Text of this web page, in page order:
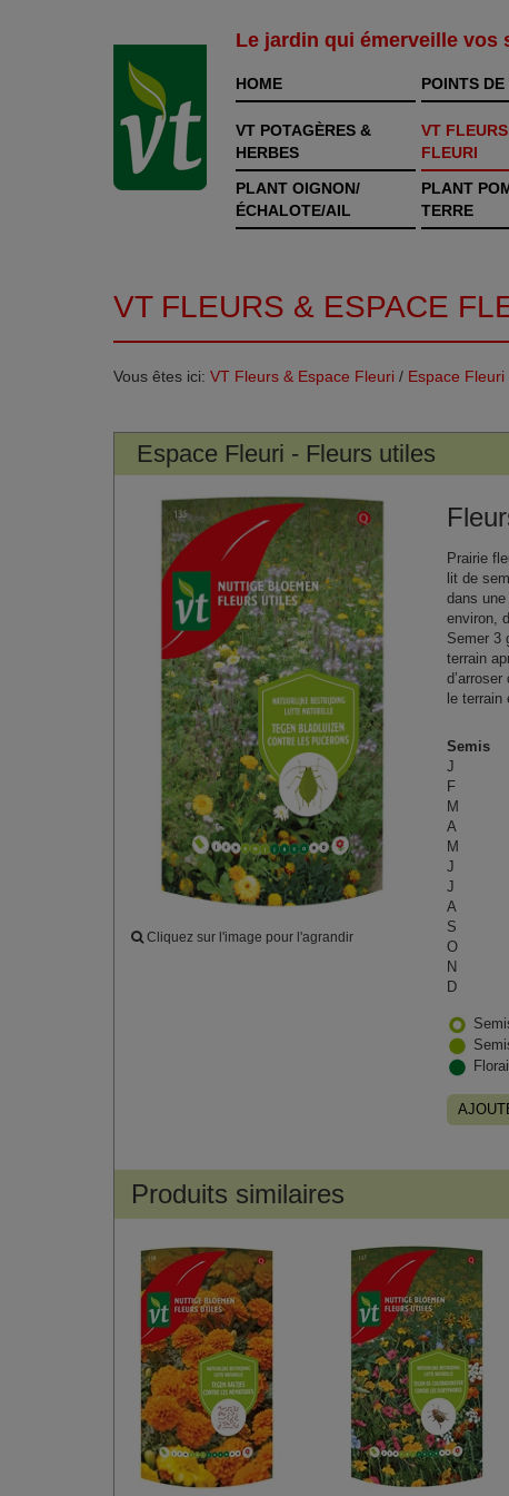
Le jardin qui émerveille vos
HOME POINTS DE
VT POTAGÈRES &
HERBES
VT
FLEURI
PLANT OIGNON/
ÉCHALOTE/AIL
PLANT
TERRE
VT FLEURS & ESPACE
Vous êtes ici: VT Fleurs & Espace Fleuri / Espace
Espace Fleuri - Fleurs utiles
Cliquez sur l'image pour l'agrandir
Prairie
lit de
dans
environ,
Semer 3
terrain
le
Semis
J
F
M
A
M
J
J
A
S
O
N
D
Produits similaires